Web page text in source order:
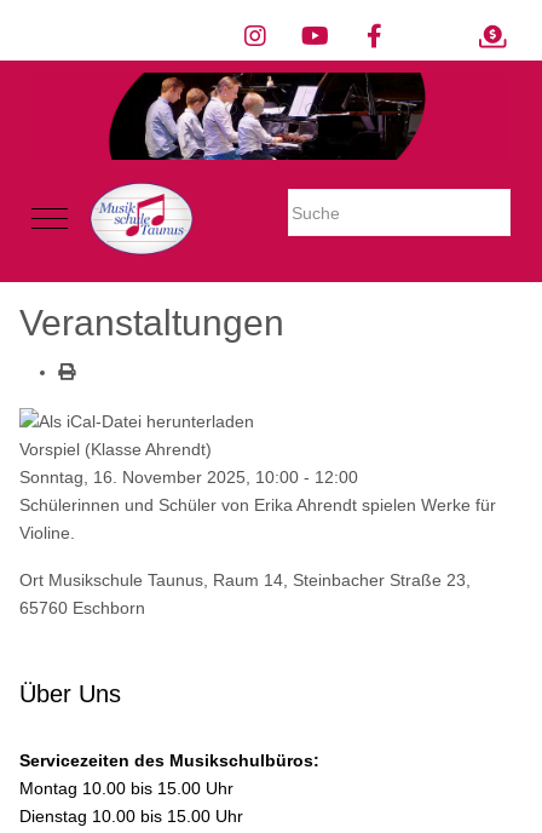
Warning: Undefined property: stdClass::$imglink in
/mnt/web605/e3/26/59781926/htdocs/Joomla2023/modules/
Mobile Menu Toggle
Veranstaltungen
Vorspiel (Klasse Ahrendt)
Sonntag, 16. November 2025, 10:00 - 12:00
Schülerinnen und Schüler von Erika Ahrendt spielen Werke für
Violine.
Ort Musikschule Taunus, Raum 14, Steinbacher Straße 23,
65760 Eschborn
Über Uns
Servicezeiten des Musikschulbüros:
Montag 10.00 bis 15.00 Uhr
Dienstag 10.00 bis 15.00 Uhr